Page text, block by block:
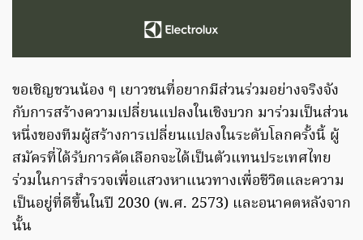
ขอเชิญชวนน้อง ๆ เยาวชนที่อยากมีส่วนร่วมอย่างจริงจัง
กับการสร้างความเปลี่ยนแปลงในเชิงบวก มาร่วมเป็นส่วน
หนึ่งของทีมผู้สร้างการเปลี่ยนแปลงในระดับโลกครั้งนี้ ผู้
สมัครที่ได้รับการคัดเลือกจะได้เป็นตัวแทนประเทศไทย
ร่วมในการสำรวจเพื่อแสวงหาแนวทางเพื่อชีวิตและความ
เป็นอยู่ที่ดีขึ้นในปี 2030 (พ.ศ. 2573) และอนาคตหลังจาก
นั้น